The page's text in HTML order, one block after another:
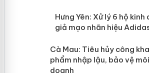
Hưng Yên: Xử lý 6 hộ
hàng giả mạo nhãn